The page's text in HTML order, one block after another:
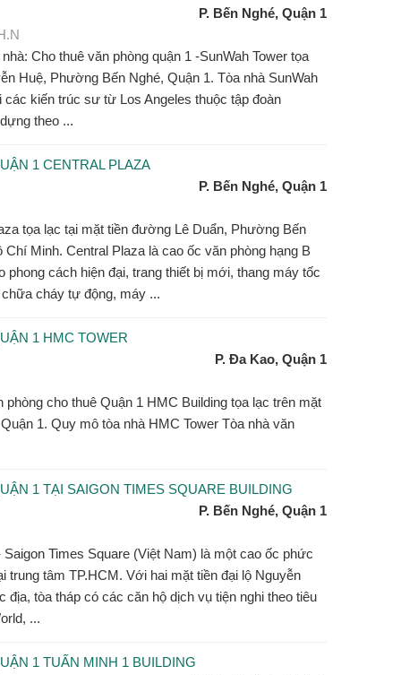
P. Bến Nghé, Quận 1
Cho thuê văn phòng quận 1 -SunWah Tower tọa
Huệ, Phường Bến Nghé, Quận 1. Tòa nhà SunWah
kiến trúc sư từ Los Angeles thuộc tập đoàn
theo ...
1 CENTRAL PLAZA
P. Bến Nghé, Quận 1
tọa lạc tại mặt tiền đường Lê Duẩn, Phường Bến
Chí Minh. Central Plaza là cao ốc văn phòng hạng B
phong cách hiện đại, trang thiết bị mới, thang máy tốc
cháy tự động, máy ...
1 HMC TOWER
P. Đa Kao, Quận 1
phòng cho thuê Quận 1 HMC Building tọa lạc trên mặt
1. Quy mô tòa nhà HMC Tower Tòa nhà văn
1 TẠI SAIGON TIMES SQUARE BUILDING
P. Bến Nghé, Quận 1
Times Square (Việt Nam) là một cao ốc phức
trung tâm TP.HCM. Với hai mặt tiền đại lộ Nguyễn
tòa tháp có các căn hộ dịch vụ tiện nghi theo tiêu
...
1 TUẤN MINH 1 BUILDING